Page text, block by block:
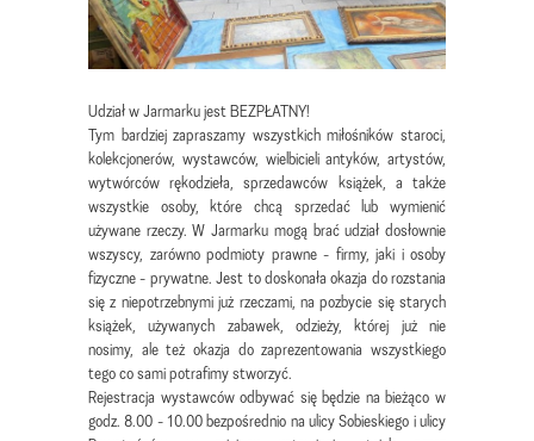
Udział w Jarmarku jest BEZPŁATNY!
Tym bardziej zapraszamy wszystkich miłośników staroci,
kolekcjonerów, wystawców, wielbicieli antyków, artystów,
wytwórców rękodzieła, sprzedawców książek, a także
wszystkie osoby, które chcą sprzedać lub wymienić
używane rzeczy. W Jarmarku mogą brać udział dosłownie
wszyscy, zarówno podmioty prawne - firmy, jaki i osoby
fizyczne - prywatne. Jest to doskonała okazja do rozstania
się z niepotrzebnymi już rzeczami, na pozbycie się starych
książek, używanych zabawek, odzieży, której już nie
nosimy, ale też okazja do zaprezentowania wszystkiego
tego co sami potrafimy stworzyć.
Rejestracja wystawców odbywać się będzie na bieżąco w
godz. 8.00 - 10.00 bezpośrednio na ulicy Sobieskiego i ulicy